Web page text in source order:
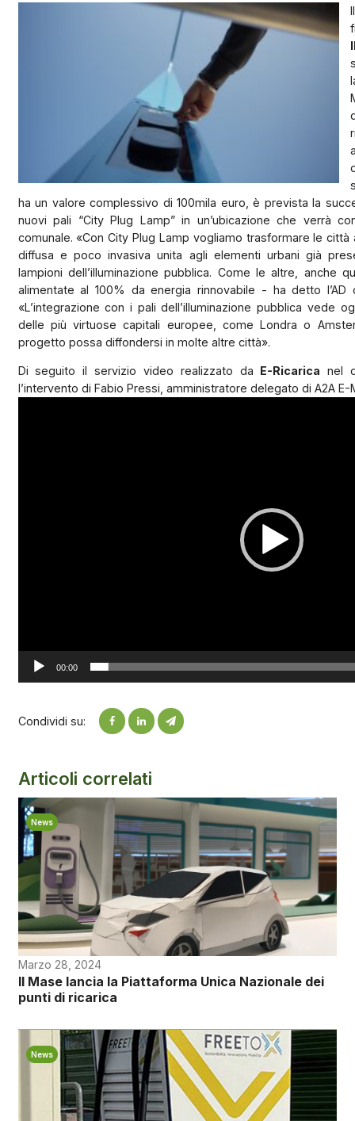
ha un valore complessivo di 100mila euro, è prevista la
nuovi pali “City Plug Lamp” in un’ubicazione che verrà
comunale. «Con City Plug Lamp vogliamo trasformare le
diffusa e poco invasiva unita agli elementi urbani già
lampioni dell’illuminazione pubblica. Come le altre, anche
alimentate al 100% da energia rinnovabile - ha detto l’AD
«L’integrazione con i pali dell’illuminazione pubblica vede
delle più virtuose capitali europee, come Londra o
progetto possa diffondersi in molte altre città».
Di seguito il servizio video realizzato da E-Ricarica nel
l’intervento di Fabio Pressi, amministratore delegato di A2A E-
00:00
Condividi su:
Articoli correlati
News
Marzo 28, 2024
Il Mase lancia la Piattaforma Unica Nazionale dei
punti di ricarica
News